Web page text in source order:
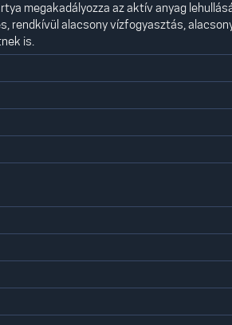
megakadályozza az aktív anyag
rendkívül alacsony vízfogyasztás,
is.